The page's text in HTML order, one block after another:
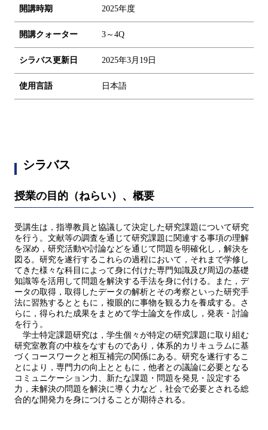
開講時期 2025年度
開講クォーター 3～4Q
シラバス更新日 2025年3月19日
使用言語 日本語
シラバス
授業の目的（ねらい）、概要
受講生は，指導教員と協議して決定した研究課題について研究
を行う。文献等の調査を通じて研究課題に関連する事項の理解
を深め，研究活動や討論などを通じて問題を明確化し，解決を
図る。研究を遂行するこれらの過程において，それまで学修し
てきた様々な科目によって身に付けた専門知識及び周辺の基礎
知識等を活用して問題を解決する手法を身に付ける。また，デ
ータの取得，取得したデータの解析とその考察といった研究手
法に習熟するとともに，複眼的に事物を観る力を養成する。さ
らに，得られた成果をまとめて学士論文を作成し，発表・討論
を行う。
学士特定課題研究は，学生個々が特定の研究課題に取り組む
研究室教育の中核をなすものであり，体系的カリキュラムに基
づくコースワークと相互補完の関係にある。研究を遂行するこ
とにより，専門力の向上とともに，他者との議論に必要となる
コミュニケーション力、新たな課題・問題を発見・設定する
力，未解決の問題を解決に導く力など，社会で必要とされる総
合的な開発力を身につけることが期待される。